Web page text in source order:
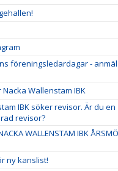
föreningsledardagar -
Wallenstam IBK
IBK söker revisor. Är du
revisor?
WALLENSTAM IBK
ny kanslist!